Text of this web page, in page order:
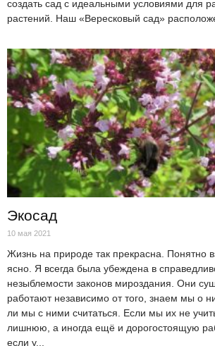
создать сад с идеальными условиями для
растений. Наш «Вересковый сад»
Экосад
10 мая 2021
Жизнь на природе так прекрасна. Понятно
ясно. Я всегда была убеждена в
незыблемости законов мироздания. Они
работают независимо от того, знаем мы о
ли мы с ними считаться. Если мы их не
лишнюю, а иногда ещё и дорогостоящую
если у...